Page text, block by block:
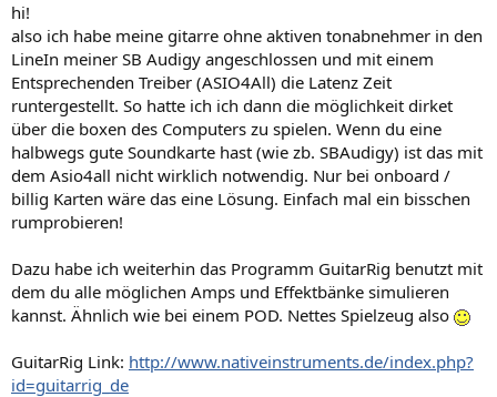
hi!
also ich habe meine gitarre ohne aktiven tonabnehmer in den
LineIn meiner SB Audigy angeschlossen und mit einem
Entsprechenden Treiber (ASIO4All) die Latenz Zeit
runtergestellt. So hatte ich ich dann die möglichkeit dirket
über die boxen des Computers zu spielen. Wenn du eine
halbwegs gute Soundkarte hast (wie zb. SBAudigy) ist das mit
dem Asio4all nicht wirklich notwendig. Nur bei onboard /
billig Karten wäre das eine Lösung. Einfach mal ein bisschen
rumprobieren!
Dazu habe ich weiterhin das Programm GuitarRig benutzt mit
dem du alle möglichen Amps und Effektbänke simulieren
kannst. Ähnlich wie bei einem POD. Nettes Spielzeug also
GuitarRig Link: http://www.nativeinstruments.de/index.php?
id=guitarrig_de